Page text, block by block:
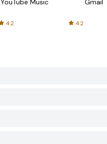
YouTube Music
4.2
Gmail
4.2